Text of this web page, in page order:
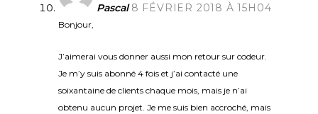
Pascal 8 FÉVRIER 2018 À 15H04
Bonjour,
J’aimerai vous donner aussi mon retour sur codeur.
Je m’y suis abonné 4 fois et j’ai contacté une
soixantaine de clients chaque mois, mais je n’ai
obtenu aucun projet. Je me suis bien accroché, mais